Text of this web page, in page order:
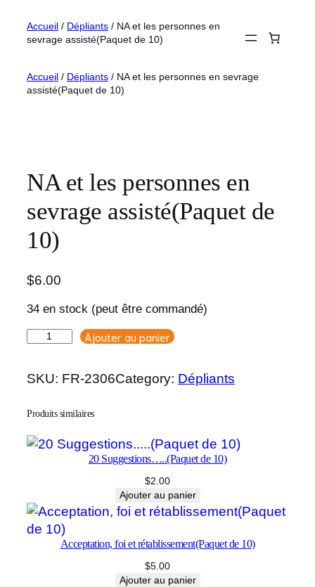
contenu
Accueil / Dépliants / NA et les personnes en
sevrage assisté(Paquet de 10)
Accueil / Dépliants / NA et les personnes en sevrage
assisté(Paquet de 10)
NA et les personnes en
sevrage assisté(Paquet de
10)
$6.00
34 en stock (peut être commandé)
quantité
NA
les
en
10)
Ajouter au panier
SKU: FR-2306Category: Dépliants
Produits similaires
20 Suggestions…..(Paquet de 10)
$2.00
Ajouter au panier
Acceptation, foi et rétablissement(Paquet de 10)
$5.00
Ajouter au panier